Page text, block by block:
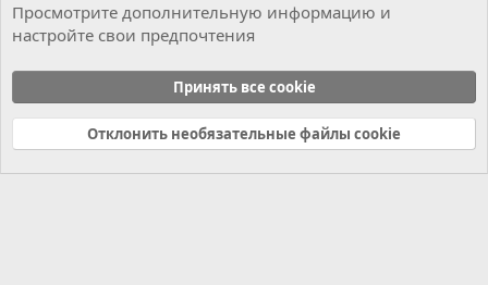
Cookies
Russian (RU)
Связь с нами
Условия и правила
Политика конфиденциальности
Справка Главная
R
Просмотрите дополнительную информацию и
настройте свои предпочтения
Принять все cookie
Отклонить необязательные файлы cookie